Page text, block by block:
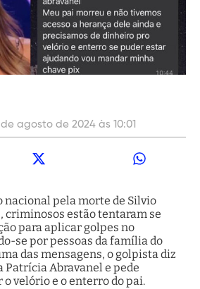
agosto de 2024 às 10:01
nacional pela morte de Silvio
criminosos estão tentaram se
para aplicar golpes no
se por pessoas da família do
das mensagens, o golpista diz
Patrícia Abravanel e pede
velório e o enterro do pai.